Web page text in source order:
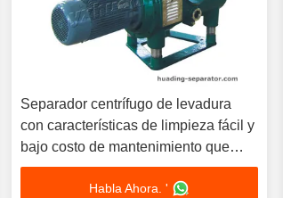
Separador centrífugo de levadura
con características de limpieza fácil y
bajo costo de mantenimiento que
garantiza una larga vida útil y
funcionamiento en el sector industrial
Habla Ahora. '